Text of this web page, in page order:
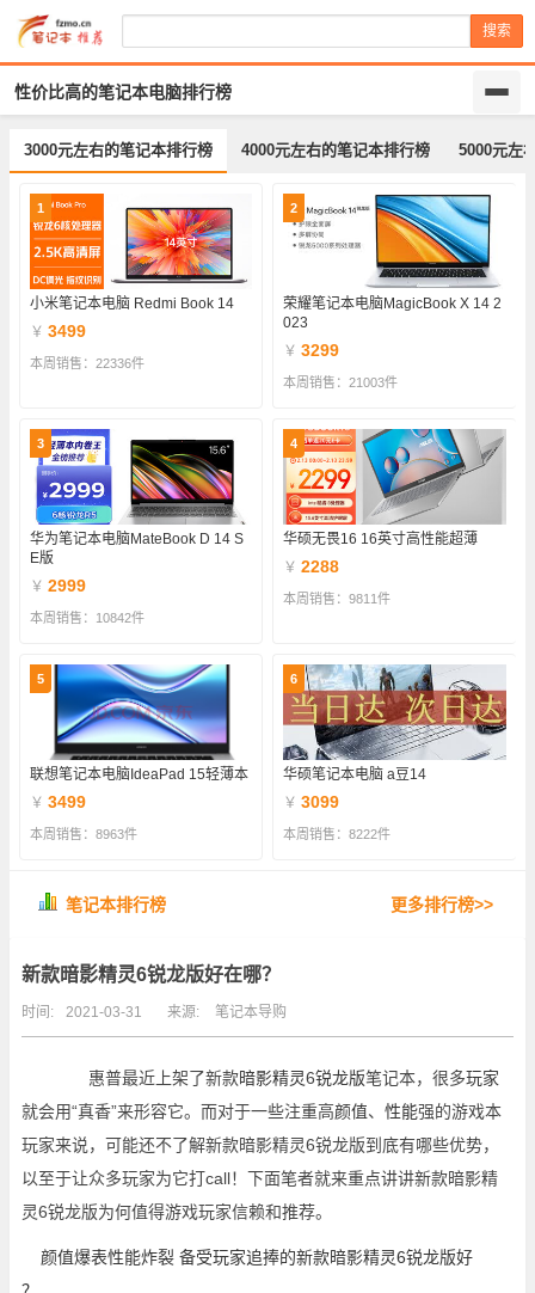
搜索
性价比高的笔记本电脑排行榜
3000元左右的笔记本排行榜 4000元左右的笔记本排行榜 5000元左
1
小米笔记本电脑 Redmi Book 14
￥ 3499
本周销售：22336件
2
荣耀笔记本电脑MagicBook X 14 2
023
￥ 3299
本周销售：21003件
3
华为笔记本电脑MateBook D 14 S
E版
￥ 2999
本周销售：10842件
4
华硕无畏16 16英寸高性能超薄
￥ 2288
本周销售：9811件
5
联想笔记本电脑IdeaPad 15轻薄本
￥ 3499
本周销售：8963件
6
华硕笔记本电脑 a豆14
￥ 3099
本周销售：8222件
笔记本排行榜 更多排行榜>>
新款暗影精灵6锐龙版好在哪？
时间: 2021-03-31 来源: 笔记本导购
惠普最近上架了新款暗影精灵6锐龙版笔记本，很多玩家
就会用“真香”来形容它。而对于一些注重高颜值、 性能强的游戏本
玩家来说，可能还不了解新款暗影精灵6锐龙版到底有哪些优势，
以至于让众多玩家为它打call！下面笔者就来重点讲讲新款暗影精
灵6锐龙版为何值得游戏玩家信赖和推荐。